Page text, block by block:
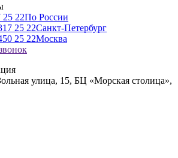
25 22По России
25 22Санкт-Петербург
25 22Москва
улица, 15, БЦ «Морская столица»,